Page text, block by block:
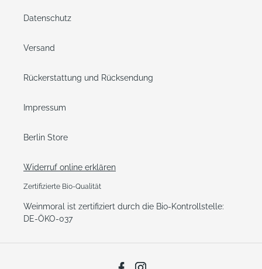
Datenschutz
Versand
Rückerstattung und Rücksendung
Impressum
Berlin Store
Widerruf online erklären
Zertifizierte Bio-Qualität
Weinmoral ist zertifiziert durch die Bio-Kontrollstelle:
DE-ÖKO-037
Facebook